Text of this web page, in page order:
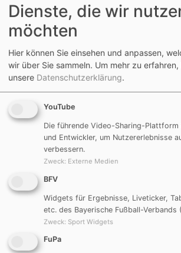
Kahns Oliver sprach einst "Eier, wir
in Göggelsbuch brauchen jedoch
Hütte. Nachdem wir jetzt eure
folgen nun die Details.
Dienste, die wir
möchten
Hier können Sie einsehen und anpassen,
wir über Sie sammeln. Um mehr zu
unsere Datenschutzerklärung.
YouTube
Die führende Video-Sharing-
und Entwickler, um Nutzererlebnisse
verbessern.
Zweck: Externe Medien
BFV
Widgets für Ergebnisse, Liveticker,
etc. des Bayerische Fußball-Verbands
Zweck: Sport Widgets
FuPa